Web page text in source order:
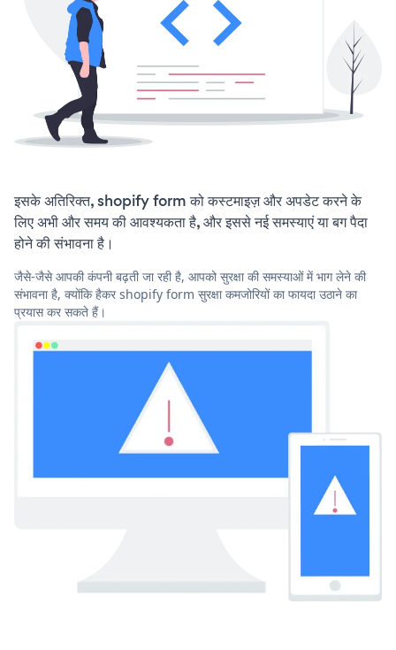
इसके अतिरिक्त, shopify form को कस्टमाइज़ और अपडेट करने के
लिए अभी और समय की आवश्यकता है, और इससे नई समस्याएं या बग पैदा
होने की संभावना है।
जैसे-जैसे आपकी कंपनी बढ़ती जा रही है, आपको सुरक्षा की समस्याओं में भाग लेने की
संभावना है, क्योंकि हैकर shopify form सुरक्षा कमजोरियों का फायदा उठाने का
प्रयास कर सकते हैं।